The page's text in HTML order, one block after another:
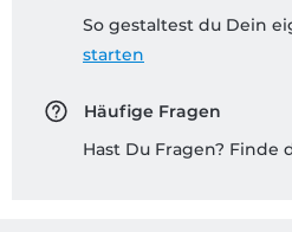
So gestaltest du Dein
starten
Häufige Fragen
Hast Du Fragen? Finde